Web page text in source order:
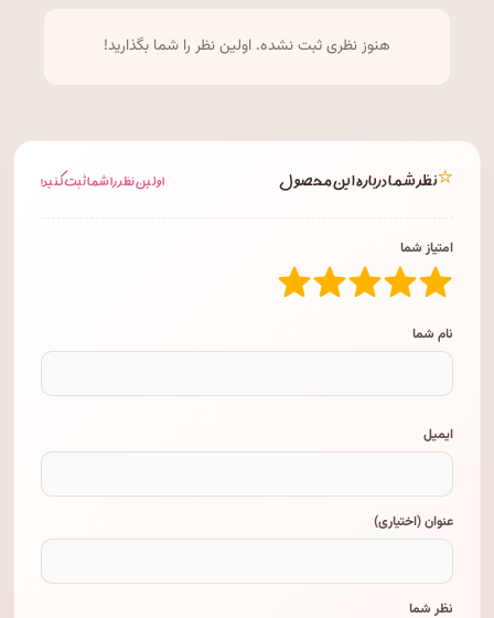
هنوز نظری ثبت نشده. اولین نظر را شما بگذارید!
⭐نظر شما درباره این محصول اولین نظر را شما ثبت کنید!
امتیاز شما
نام شما
ایمیل
عنوان (اختیاری)
نظر شما